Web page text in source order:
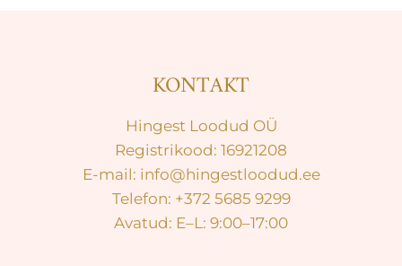
KONTAKT
Hingest Loodud OÜ
Registrikood: 16921208
E-mail: info@hingestloodud.ee
Telefon: +372 5685 9299
Avatud: E–L: 9:00–17:00